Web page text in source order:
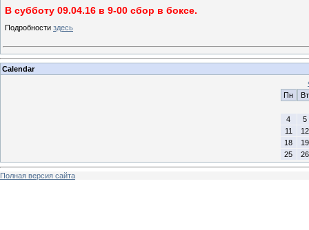
В субботу 09.04.16 в 9-00 сбор в боксе.
Подробности здесь
Calendar
Пн
Вт
4
5
11
12
18
19
25
26
Полная версия сайта